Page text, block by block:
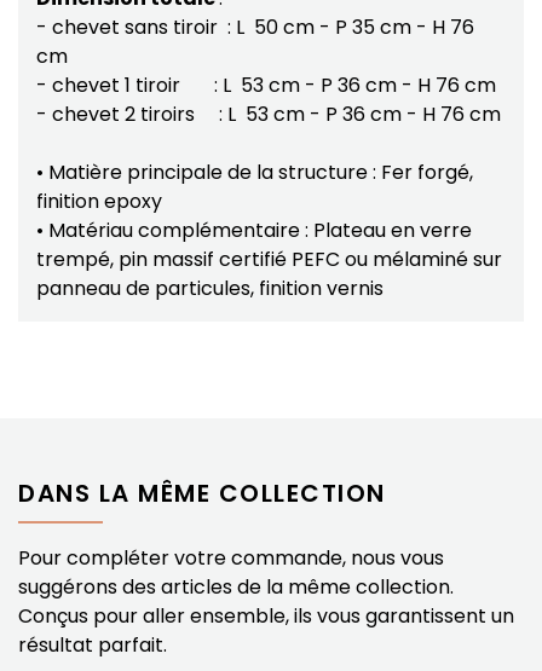
- chevet sans tiroir : L 50 cm - P 35 cm - H 76
cm
- chevet 1 tiroir : L 53 cm - P 36 cm - H 76 cm
- chevet 2 tiroirs : L 53 cm - P 36 cm - H 76 cm
• Matière principale de la structure : Fer forgé,
finition epoxy
• Matériau complémentaire : Plateau en verre
trempé, pin massif certifié PEFC ou mélaminé sur
panneau de particules, finition vernis
DANS LA MÊME COLLECTION
Pour compléter votre commande, nous vous
suggérons des articles de la même collection.
Conçus pour aller ensemble, ils vous garantissent un
résultat parfait.